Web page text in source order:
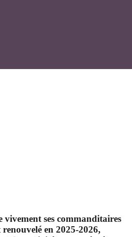
vivement ses commanditaires
en 2025-2026,